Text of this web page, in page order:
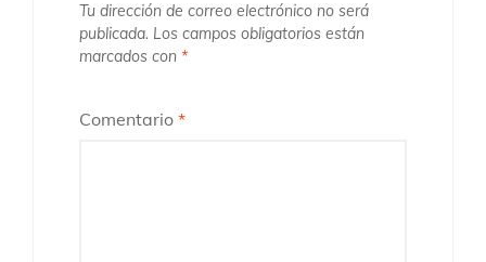
Tu dirección de correo electrónico no será
publicada. Los campos obligatorios están
marcados con *
Comentario *